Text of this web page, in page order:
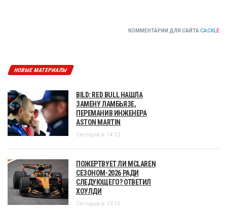
КОММЕНТАРИИ ДЛЯ САЙТА CACKLE
НОВЫЕ МАТЕРИАЛЫ
BILD: RED BULL НАШЛА
ЗАМЕНУ ЛАМБЬЯЗЕ,
ПЕРЕМАНИВ ИНЖЕНЕРА
ASTON MARTIN
Сегодня в 14:12
ПОЖЕРТВУЕТ ЛИ MCLAREN
СЕЗОНОМ-2026 РАДИ
СЛЕДУЮЩЕГО? ОТВЕТИЛ
ХОУЛДИ
Сегодня в 13:15